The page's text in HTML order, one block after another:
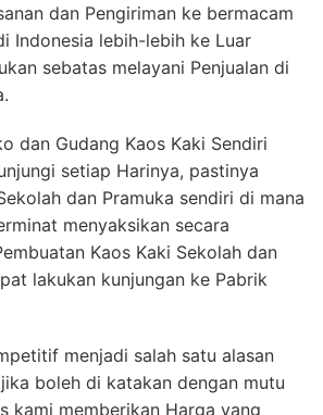
dan Pengiriman ke bermacam
Indonesia lebih-lebih ke Luar
sebatas melayani Penjualan di
dan Gudang Kaos Kaki Sendiri
setiap Harinya, pastinya
dan Pramuka sendiri di mana
menyaksikan secara
Kaos Kaki Sekolah dan
lakukan kunjungan ke Pabrik
menjadi salah satu alasan
boleh di katakan dengan mutu
kami memberikan Harga yang